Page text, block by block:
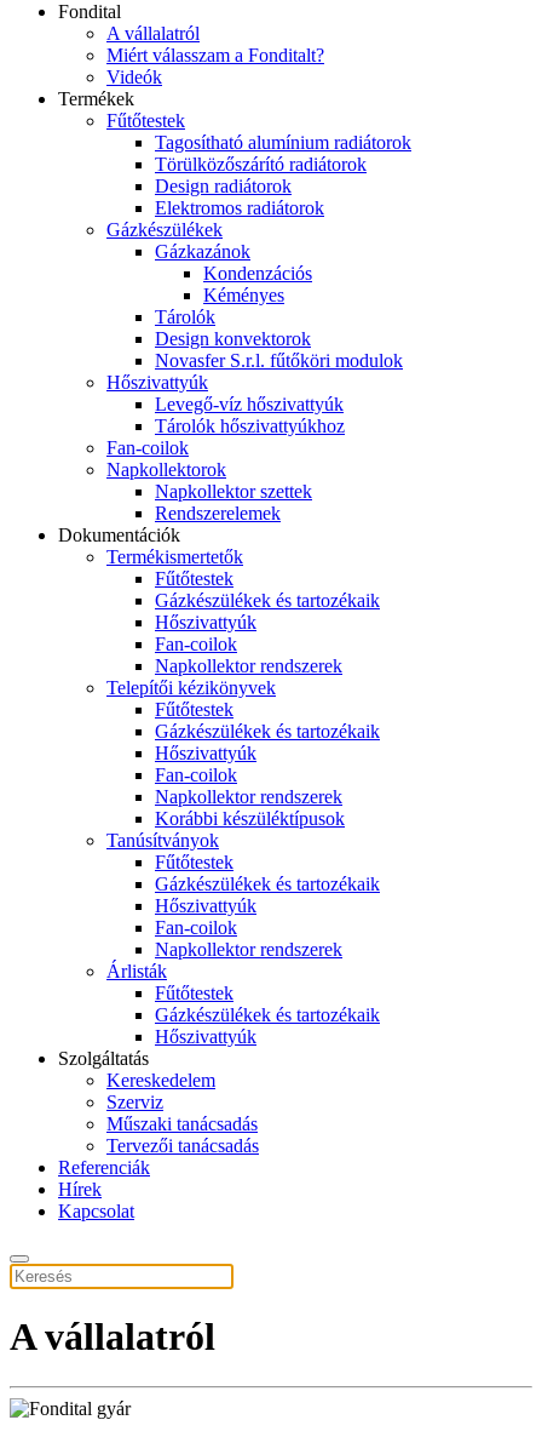
Fondital
A vállalatról
Miért válasszam a Fonditalt?
Videók
Termékek
Fűtőtestek
Tagosítható alumínium radiátorok
Törülközőszárító radiátorok
Design radiátorok
Elektromos radiátorok
Gázkészülékek
Gázkazánok
Kondenzációs
Kéményes
Tárolók
Design konvektorok
Novasfer S.r.l. fűtőköri modulok
Hőszivattyúk
Levegő-víz hőszivattyúk
Tárolók hőszivattyúkhoz
Fan-coilok
Napkollektorok
Napkollektor szettek
Rendszerelemek
Dokumentációk
Termékismertetők
Fűtőtestek
Gázkészülékek és tartozékaik
Hőszivattyúk
Fan-coilok
Napkollektor rendszerek
Telepítői kézikönyvek
Fűtőtestek
Gázkészülékek és tartozékaik
Hőszivattyúk
Fan-coilok
Napkollektor rendszerek
Korábbi készüléktípusok
Tanúsítványok
Fűtőtestek
Gázkészülékek és tartozékaik
Hőszivattyúk
Fan-coilok
Napkollektor rendszerek
Árlisták
Fűtőtestek
Gázkészülékek és tartozékaik
Hőszivattyúk
Szolgáltatás
Kereskedelem
Szerviz
Műszaki tanácsadás
Tervezői tanácsadás
Referenciák
Hírek
Kapcsolat
A vállalatról